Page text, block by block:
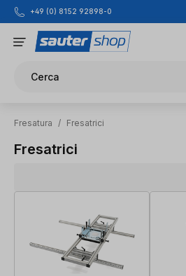
Passa al contenuto principale
+49 (0) 8152 92898-0
Cerca
Fresatura / Fresatrici
Fresatrici